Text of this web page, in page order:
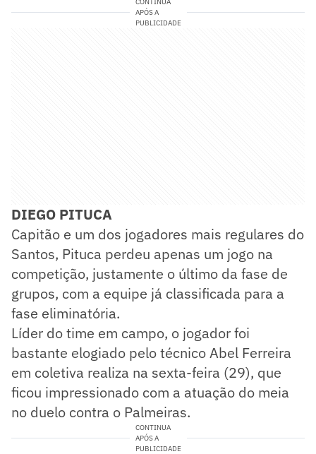
APÓS A
PUBLICIDADE
DIEGO PITUCA
Capitão e um dos jogadores mais regulares do
Santos, Pituca perdeu apenas um jogo na
competição, justamente o último da fase de
grupos, com a equipe já classificada para a
fase eliminatória.
Líder do time em campo, o jogador foi
bastante elogiado pelo técnico Abel Ferreira
em coletiva realiza na sexta-feira (29), que
ficou impressionado com a atuação do meia
no duelo contra o Palmeiras.
CONTINUA
APÓS A
PUBLICIDADE